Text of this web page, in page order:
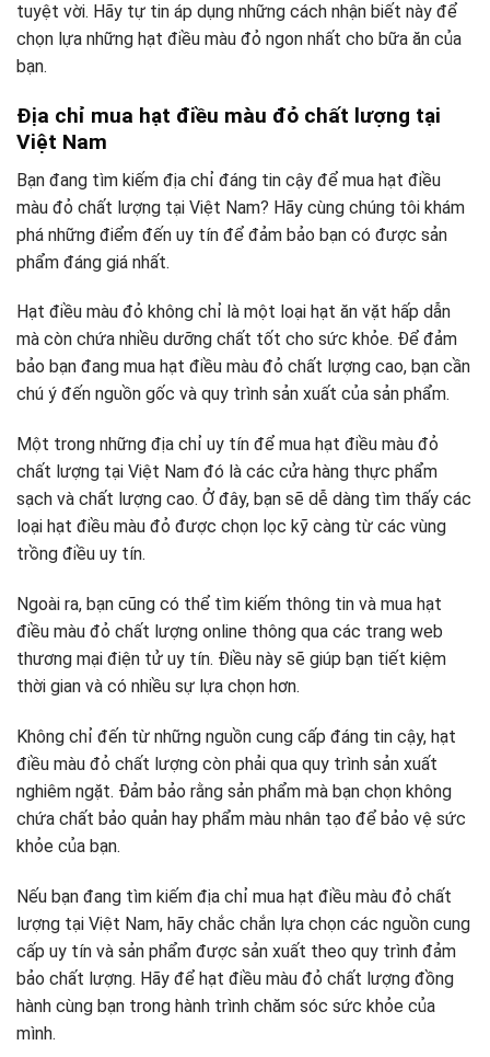
tuyệt vời. Hãy tự tin áp dụng những cách nhận biết này để
chọn lựa những hạt điều màu đỏ ngon nhất cho bữa ăn của
bạn.
Địa chỉ mua hạt điều màu đỏ chất lượng tại
Việt Nam
Bạn đang tìm kiếm địa chỉ đáng tin cậy để mua hạt điều
màu đỏ chất lượng tại Việt Nam? Hãy cùng chúng tôi khám
phá những điểm đến uy tín để đảm bảo bạn có được sản
phẩm đáng giá nhất.
Hạt điều màu đỏ không chỉ là một loại hạt ăn vặt hấp dẫn
mà còn chứa nhiều dưỡng chất tốt cho sức khỏe. Để đảm
bảo bạn đang mua hạt điều màu đỏ chất lượng cao, bạn cần
chú ý đến nguồn gốc và quy trình sản xuất của sản phẩm.
Một trong những địa chỉ uy tín để mua hạt điều màu đỏ
chất lượng tại Việt Nam đó là các cửa hàng thực phẩm
sạch và chất lượng cao. Ở đây, bạn sẽ dễ dàng tìm thấy các
loại hạt điều màu đỏ được chọn lọc kỹ càng từ các vùng
trồng điều uy tín.
Ngoài ra, bạn cũng có thể tìm kiếm thông tin và mua hạt
điều màu đỏ chất lượng online thông qua các trang web
thương mại điện tử uy tín. Điều này sẽ giúp bạn tiết kiệm
thời gian và có nhiều sự lựa chọn hơn.
Không chỉ đến từ những nguồn cung cấp đáng tin cậy, hạt
điều màu đỏ chất lượng còn phải qua quy trình sản xuất
nghiêm ngặt. Đảm bảo rằng sản phẩm mà bạn chọn không
chứa chất bảo quản hay phẩm màu nhân tạo để bảo vệ sức
khỏe của bạn.
Nếu bạn đang tìm kiếm địa chỉ mua hạt điều màu đỏ chất
lượng tại Việt Nam, hãy chắc chắn lựa chọn các nguồn cung
cấp uy tín và sản phẩm được sản xuất theo quy trình đảm
bảo chất lượng. Hãy để hạt điều màu đỏ chất lượng đồng
hành cùng bạn trong hành trình chăm sóc sức khỏe của
mình.